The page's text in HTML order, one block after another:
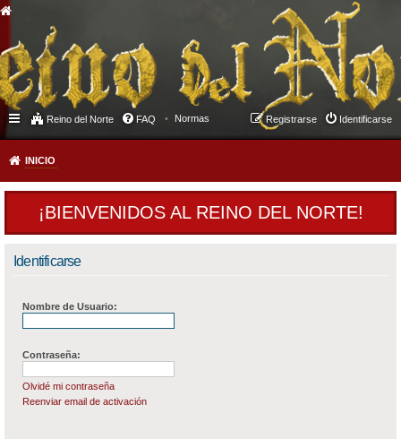
Reino del Norte FAQ Normas Identificarse
Registrarse
INICIO
¡BIENVENIDOS AL REINO DEL NORTE!
Identificarse
Nombre de Usuario:
Contraseña:
Olvidé mi contraseña
Reenviar email de activación